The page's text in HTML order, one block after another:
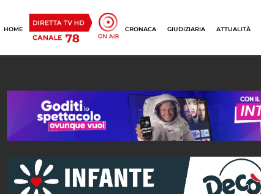
HOME CRONACA GIUDIZIARIA ATTUALITÀ